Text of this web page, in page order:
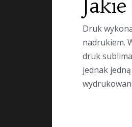
Druk
nadrukiem.
druk
jednak